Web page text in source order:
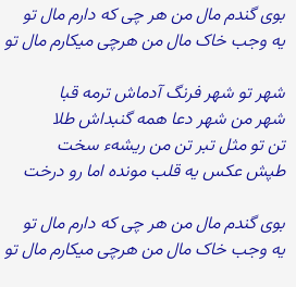
بوی گندم مال من هر چی که دارم مال تو
یه وجب خاک مال من هرچی میکارم مال تو
شهر تو شهر فرنگ آدماش ترمه قبا
شهر من شهر دعا همه گنبداش طلا
تن تو مثل تبر تن من ریشهء سخت
طپش عکس یه قلب مونده اما رو درخت
بوی گندم مال من هر چی که دارم مال تو
یه وجب خاک مال من هرچی میکارم مال تو